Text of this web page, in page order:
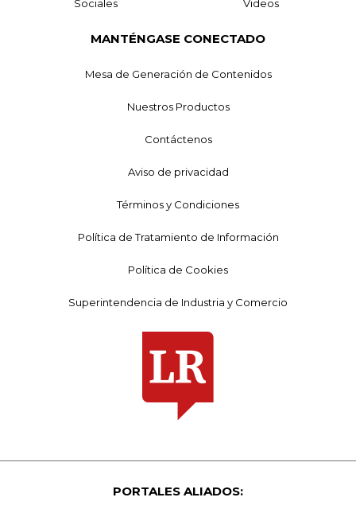
Sociales Videos
MANTÉNGASE CONECTADO
Mesa de Generación de Contenidos
Nuestros Productos
Contáctenos
Aviso de privacidad
Términos y Condiciones
Política de Tratamiento de Información
Política de Cookies
Superintendencia de Industria y Comercio
PORTALES ALIADOS: